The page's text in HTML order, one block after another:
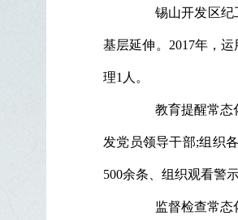
锡山开发区纪工
基层延伸。2017年，
理1人。
教育提醒常态化
发党员领导干部;组织
500余条、组织观看警
监督检查常态化